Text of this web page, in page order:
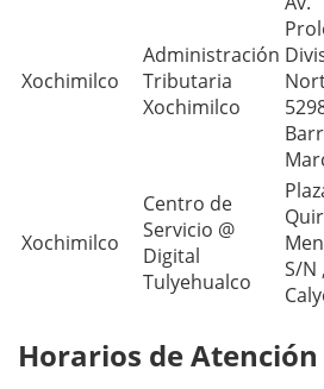
Xochimilco
Administración
Tributaria
Xochimilco
Xochimilco
Centro de
Servicio @
Digital
Tulyehualco
S/N
Horarios de Atención